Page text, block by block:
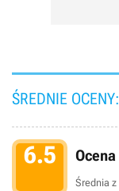
ŚREDNIE OCENY:
6.5 Ocena
Średnia z